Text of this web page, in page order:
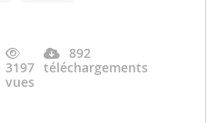
3197
vues
892
téléchargements